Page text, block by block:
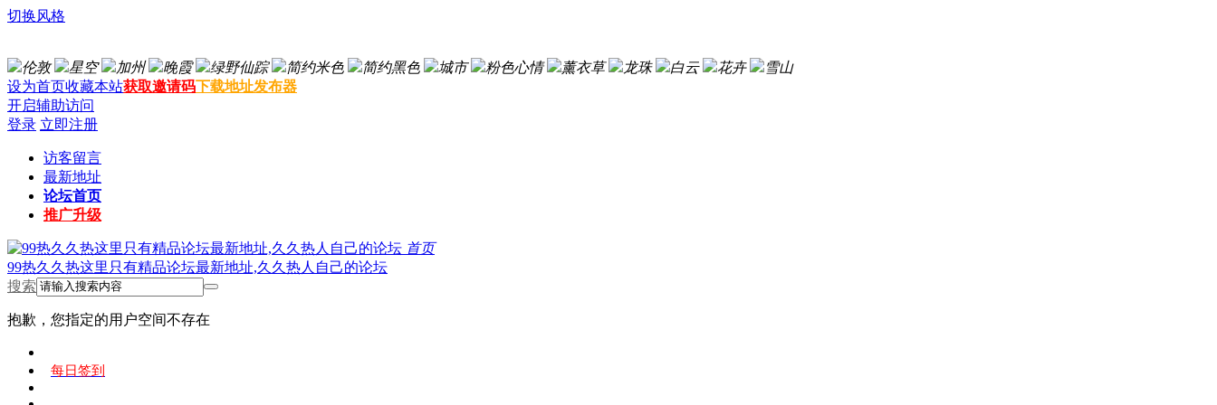
切换风格
伦敦 星空 加州 晚霞 绿野仙踪 简约米色 简约黑色 城市 粉色心情 薰衣草 龙珠 白云 花卉
雪山
设为首页收藏本站获取邀请码下载地址发布器
开启辅助访问
登录 立即注册
访客留言
最新地址
论坛首页
推广升级
首页
99热久久热这里只有精品论坛最新地址,久久热人自己的论坛
搜索
抱歉，您指定的用户空间不存在
每日签到